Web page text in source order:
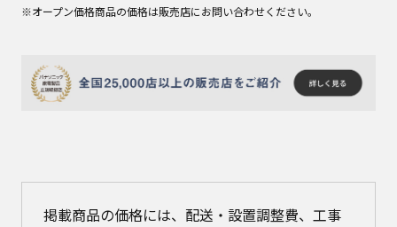
※オープン価格商品の価格は販売店にお問い合わせください。
掲載商品の価格には、配送・設置調整費、工事